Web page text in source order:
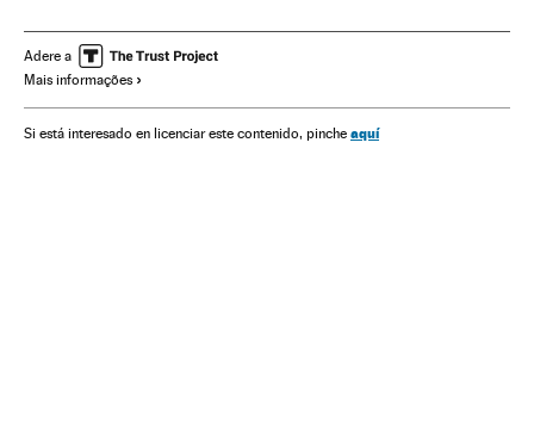
América do Sul América Latina
Esportes
Adere a
Mais informações
Si está interesado en licenciar este contenido, pinche aquí